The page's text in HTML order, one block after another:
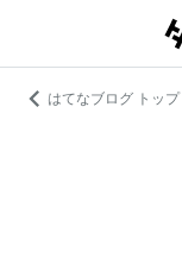
はてなブログ トップ